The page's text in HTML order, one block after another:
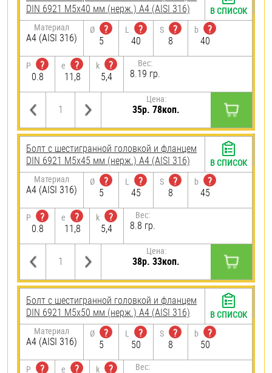
DIN 6921 М5х40 мм (нерж.) A4 (AISI 316)
Материал
A4 (AISI 316)
Ø
?
5
L
?
40
S
?
8
b
?
40
P
?
0.8
e
?
11,8
k
?
5,4
Вес:
8.19 гр.
Цена:
35р. 78коп.
В СПИСОК
Болт с шестигранной головкой и фланцем
DIN 6921 М5х45 мм (нерж.) A4 (AISI 316)
Материал
A4 (AISI 316)
Ø
?
5
L
?
45
S
?
8
b
?
45
P
?
0.8
e
?
11,8
k
?
5,4
Вес:
8.8 гр.
Цена:
38р. 33коп.
В СПИСОК
Болт с шестигранной головкой и фланцем
DIN 6921 М5х50 мм (нерж.) A4 (AISI 316)
Материал
A4 (AISI 316)
Ø
?
5
L
?
50
S
?
8
b
?
50
P
?
e
?
k
?
Вес:
В СПИСОК